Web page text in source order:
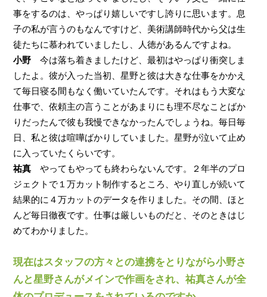
事をするのは、やっぱり嬉しいですし誇りに思います。息
子の私が言うのもなんですけど、美術講師時代から父は生
徒たちに慕われていましたし、人徳があるんですよね。
小野 今は落ち着きましたけど、最初はやっぱり衝突しま
したよ。彼が入った当初、星野と彼は大きな仕事をかかえ
て毎日寝る間もなく働いていたんです。それはもう大変な
仕事で、依頼主の言うことがあまりにも理不尽なことばか
りだったんで彼も我慢できなかったんでしょうね。毎日毎
日、私と彼は喧嘩ばかりしていました。星野が泣いて止め
に入っていたくらいです。
祐真 やってもやっても終わらないんです。２年半のプロ
ジェクトで１万カット制作するところ、やり直しが続いて
結果的に４万カットのデータを作りました。その間、ほと
んど毎日徹夜です。仕事は厳しいものだと、そのときはじ
めてわかりました。
現在はスタッフの方々との連携をとりながら小野さ
んと星野さんがメインで作画をされ、祐真さんが全